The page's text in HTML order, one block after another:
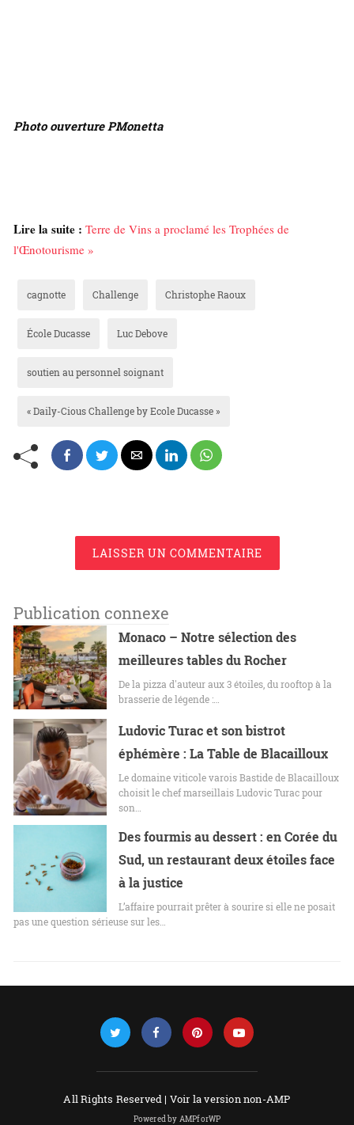
Photo ouverture PMonetta
Lire la suite : Terre de Vins a proclamé les Trophées de
l'Œnotourisme »
cagnotte Challenge Christophe Raoux
École Ducasse Luc Debove
soutien au personnel soignant
« Daily-Cious Challenge by Ecole Ducasse »
LAISSER UN COMMENTAIRE
Publication connexe
Monaco – Notre sélection des
meilleures tables du Rocher
De la pizza d'auteur aux 3 étoiles, du rooftop à la
brasserie de légende :…
Ludovic Turac et son bistrot
éphémère : La Table de Blacailloux
Le domaine viticole varois Bastide de Blacailloux
choisit le chef marseillais Ludovic Turac pour
son…
Des fourmis au dessert : en Corée du
Sud, un restaurant deux étoiles face
à la justice
L’affaire pourrait prêter à sourire si elle ne posait
pas une question sérieuse sur les…
All Rights Reserved | Voir la version non-AMP
Powered by AMPforWP